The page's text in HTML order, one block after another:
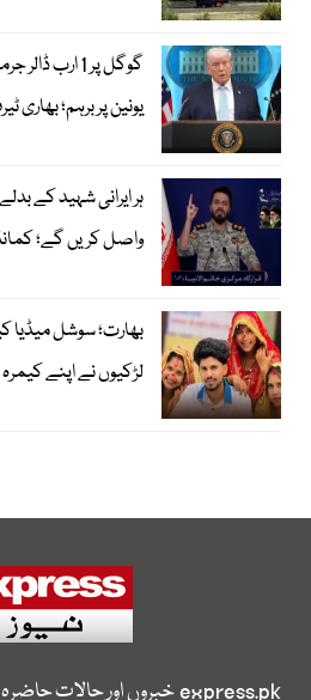
گوگل پر 1 ارب
یونین پر برہم؛
ہر ایرانی شہید کے
واصل کریں گے؛
بھارت؛ سوشل میڈیا
لڑکیوں نے اپنے
express.pkخبروں اور حالات